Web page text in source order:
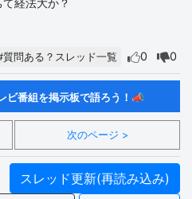
質問ある？スレッド一覧 0 0
ビ番組を掲示板で語ろう！📣
次のページ >
スレッド更新(再読み込み)